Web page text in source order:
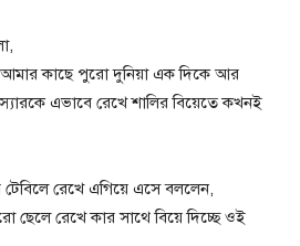
আমার কাছে পুরো দুনিয়া এক দিকে আর
এভাবে রেখে শালির বিয়েতে কখনই
টেবিলে রেখে এগিয়ে এসে বললেন,
রেখে কার সাথে বিয়ে দিচ্ছে ওই